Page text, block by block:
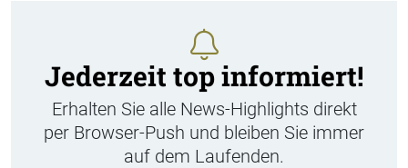
Jederzeit top informiert!
Erhalten Sie alle News-Highlights direkt
per Browser-Push und bleiben Sie immer
auf dem Laufenden.